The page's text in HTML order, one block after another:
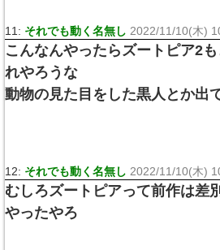
11: それでも動く名無し 2022/11/10(木)
こんなんやったらズートピア2
れやろうな
動物の見た目をした黒人とか出
12: それでも動く名無し 2022/11/10(木)
むしろズートピアって前作は差
やったやろ